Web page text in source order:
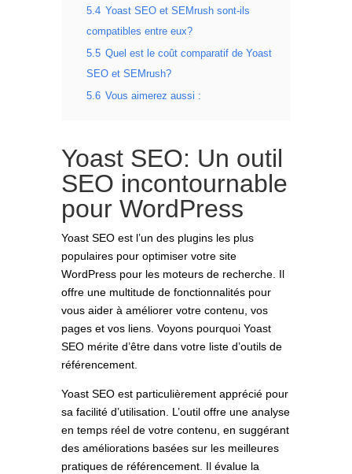
5.4 Yoast SEO et SEMrush sont-ils
compatibles entre eux?
5.5 Quel est le coût comparatif de Yoast
SEO et SEMrush?
5.6 Vous aimerez aussi :
Yoast SEO: Un outil
SEO incontournable
pour WordPress
Yoast SEO est l’un des plugins les plus
populaires pour optimiser votre site
WordPress pour les moteurs de recherche. Il
offre une multitude de fonctionnalités pour
vous aider à améliorer votre contenu, vos
pages et vos liens. Voyons pourquoi Yoast
SEO mérite d’être dans votre liste d’outils de
référencement.
Yoast SEO est particulièrement apprécié pour
sa facilité d’utilisation. L’outil offre une analyse
en temps réel de votre contenu, en suggérant
des améliorations basées sur les meilleures
pratiques de référencement. Il évalue la